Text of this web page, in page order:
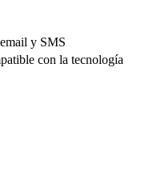
y SMS
con la tecnología